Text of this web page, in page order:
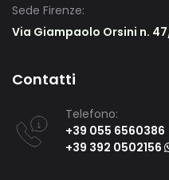
Sede Firenze:
Via Giampaolo Orsini n.
Contatti
Telefono:
+39 055 6560386
+39 392 0502156